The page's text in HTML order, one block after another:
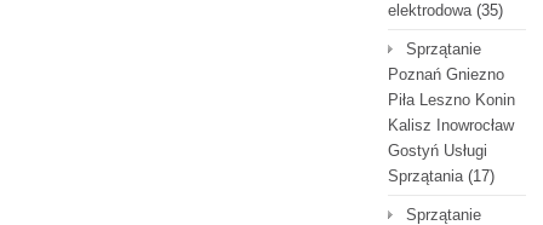
elektrodowa(35)
Sprzątanie
Poznań Gniezno
Piła Leszno Konin
Kalisz Inowrocław
Gostyń Usługi
Sprzątania(17)
Sprzątanie